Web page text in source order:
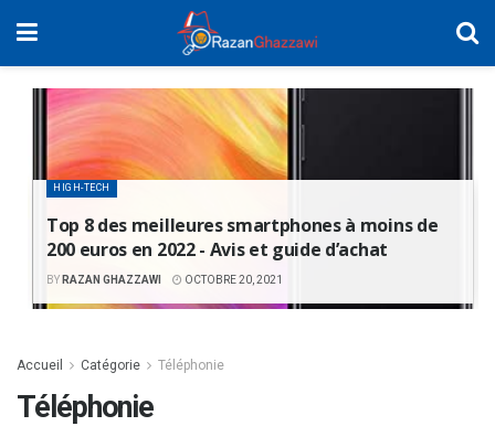
HIGH-TECH
Top 8 des meilleures smartphones à moins de
200 euros en 2022 - Avis et guide d’achat
BY RAZAN GHAZZAWI OCTOBRE 20, 2021
Accueil Catégorie Téléphonie
Téléphonie